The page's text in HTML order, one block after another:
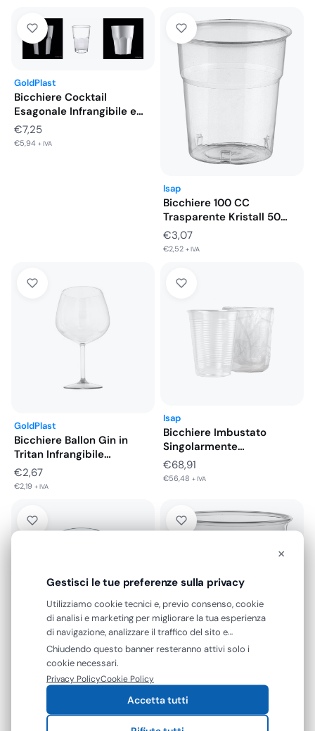
GoldPlast
Bicchiere Cocktail
Esagonale Infrangibile e
Riutilizzabile 420 cc…
€7,25
€5,94 + IVA
Isap
Bicchiere 100 CC
Trasparente Kristall 50
Pezzi
€3,07
€2,52 + IVA
GoldPlast
Bicchiere Ballon Gin in
Tritan Infrangibile
Riutilizzabile Trasparente…
€2,67
€2,19 + IVA
Isap
Bicchiere Imbustato
Singolarmente
Trasparente 200 CC
Infrangibile 1000…
€68,91
€56,48 + IVA
GoldPlast
Boccale Birra Trasparente
Infrangibile Simil Vetro 520
di
€9,54 + IVA
×
Gestisci le tue preferenze sulla privacy
Utilizziamo cookie tecnici e, previo consenso, cookie
di analisi e marketing per migliorare la tua esperienza
di navigazione, analizzare il traffico del sito e
mostrarti contenuti e pubblicità personalizzati. Puoi
accettare tutti i cookie oppure gestire le tue
preferenze. Puoi modificare o revocare il consenso in
qualsiasi momento.
Chiudendo questo banner resteranno attivi solo i
cookie necessari.
Privacy PolicyCookie Policy
Accetta tutti